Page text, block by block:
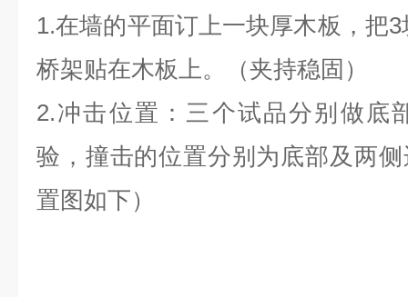
1.在墙的平面订上一块厚木板，把
桥架贴在木板上。（夹持稳固）
2.冲击位置：三个试品分别做底
验，撞击的位置分别为底部及两
置图如下）